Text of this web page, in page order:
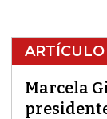
Marcela